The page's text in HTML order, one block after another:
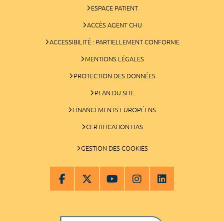
ESPACE PATIENT
ACCÈS AGENT CHU
ACCESSIBILITÉ : PARTIELLEMENT CONFORME
MENTIONS LÉGALES
PROTECTION DES DONNÉES
PLAN DU SITE
FINANCEMENTS EUROPÉENS
CERTIFICATION HAS
GESTION DES COOKIES